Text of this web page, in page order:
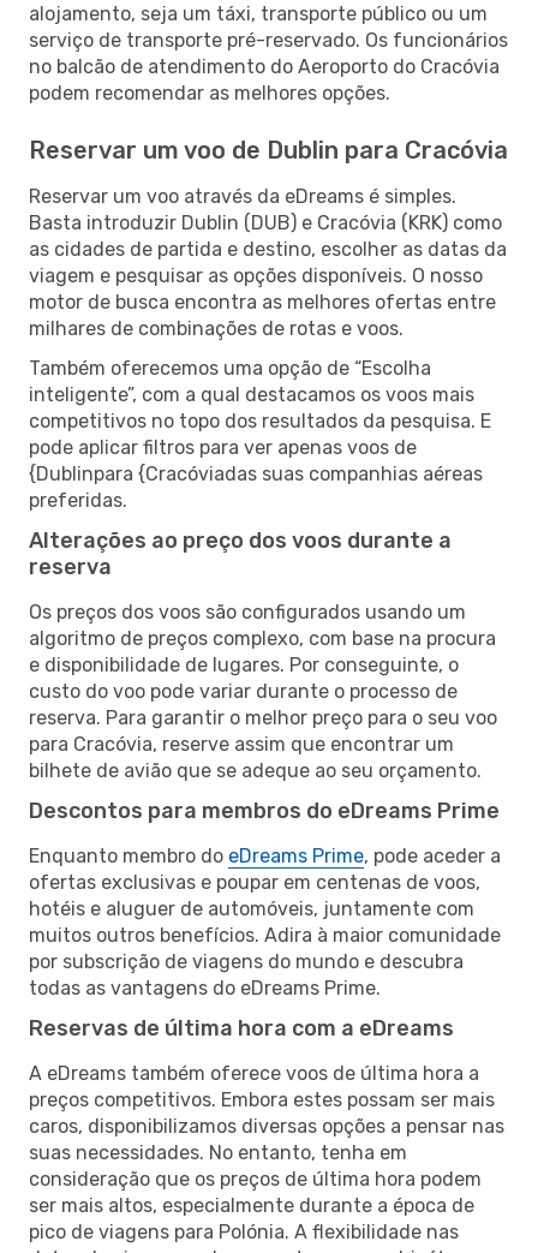
alojamento, seja um táxi, transporte público ou um
serviço de transporte pré-reservado. Os funcionários
no balcão de atendimento do Aeroporto do Cracóvia
podem recomendar as melhores opções.
Reservar um voo de Dublin para Cracóvia
Reservar um voo através da eDreams é simples.
Basta introduzir Dublin (DUB) e Cracóvia (KRK) como
as cidades de partida e destino, escolher as datas da
viagem e pesquisar as opções disponíveis. O nosso
motor de busca encontra as melhores ofertas entre
milhares de combinações de rotas e voos.
Também oferecemos uma opção de “Escolha
inteligente”, com a qual destacamos os voos mais
competitivos no topo dos resultados da pesquisa. E
pode aplicar filtros para ver apenas voos de
{Dublinpara {Cracóviadas suas companhias aéreas
preferidas.
Alterações ao preço dos voos durante a
reserva
Os preços dos voos são configurados usando um
algoritmo de preços complexo, com base na procura
e disponibilidade de lugares. Por conseguinte, o
custo do voo pode variar durante o processo de
reserva. Para garantir o melhor preço para o seu voo
para Cracóvia, reserve assim que encontrar um
bilhete de avião que se adeque ao seu orçamento.
Descontos para membros do eDreams Prime
Enquanto membro do eDreams Prime, pode aceder a
ofertas exclusivas e poupar em centenas de voos,
hotéis e aluguer de automóveis, juntamente com
muitos outros benefícios. Adira à maior comunidade
por subscrição de viagens do mundo e descubra
todas as vantagens do eDreams Prime.
Reservas de última hora com a eDreams
A eDreams também oferece voos de última hora a
preços competitivos. Embora estes possam ser mais
caros, disponibilizamos diversas opções a pensar nas
suas necessidades. No entanto, tenha em
consideração que os preços de última hora podem
ser mais altos, especialmente durante a época de
pico de viagens para Polónia. A flexibilidade nas